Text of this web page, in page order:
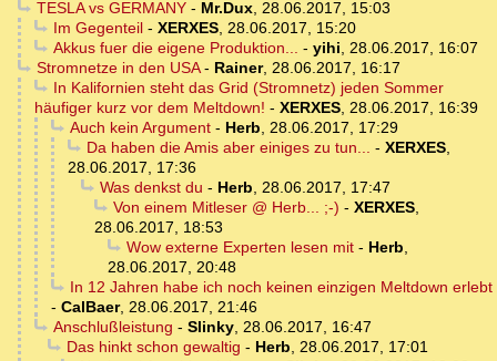
TESLA vs GERMANY- Mr.Dux, 28.06.2017, 15:03
Im Gegenteil- XERXES, 28.06.2017, 15:20
Akkus fuer die eigene Produktion... - yihi, 28.06.2017, 16:07
Stromnetze in den USA- Rainer, 28.06.2017, 16:17
In Kalifornien steht das Grid (Stromnetz) jeden Sommer
häufiger kurz vor dem Meltdown! - XERXES, 28.06.2017, 16:39
Auch kein Argument- Herb, 28.06.2017, 17:29
Da haben die Amis aber einiges zu tun... - XERXES,
28.06.2017, 17:36
Was denkst du - Herb, 28.06.2017, 17:47
Von einem Mitleser @ Herb... ;-) - XERXES,
28.06.2017, 18:53
Wow externe Experten lesen mit- Herb,
28.06.2017, 20:48
In 12 Jahren habe ich noch keinen einzigen Meltdown erlebt
- CalBaer, 28.06.2017, 21:46
Anschlußleistung - Slinky, 28.06.2017, 16:47
Das hinkt schon gewaltig - Herb, 28.06.2017, 17:01